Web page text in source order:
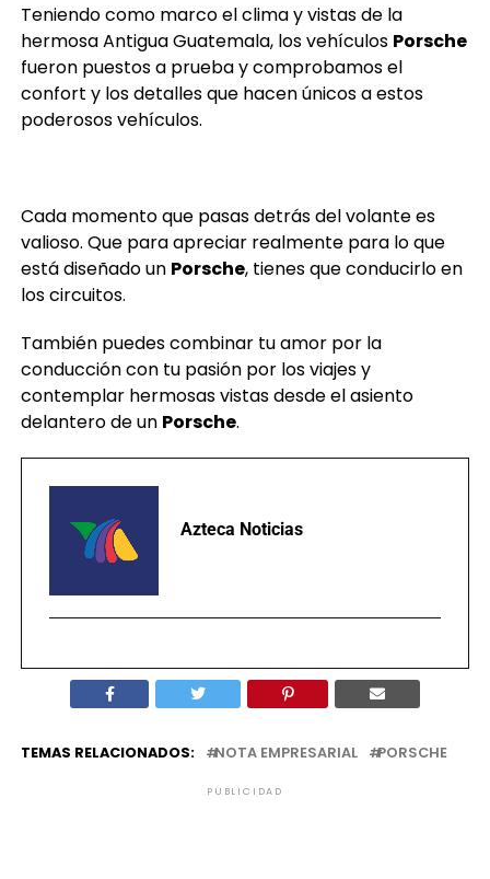
Teniendo como marco el clima y vistas de la
hermosa Antigua Guatemala, los vehículos Porsche
fueron puestos a prueba y comprobamos el
confort y los detalles que hacen únicos a estos
poderosos vehículos.
Cada momento que pasas detrás del volante es
valioso. Que para apreciar realmente para lo que
está diseñado un Porsche, tienes que conducirlo en
los circuitos.
También puedes combinar tu amor por la
conducción con tu pasión por los viajes y
contemplar hermosas vistas desde el asiento
delantero de un Porsche.
Azteca Noticias
TEMAS RELACIONADOS: NOTA EMPRESARIAL PORSCHE
PUBLICIDAD